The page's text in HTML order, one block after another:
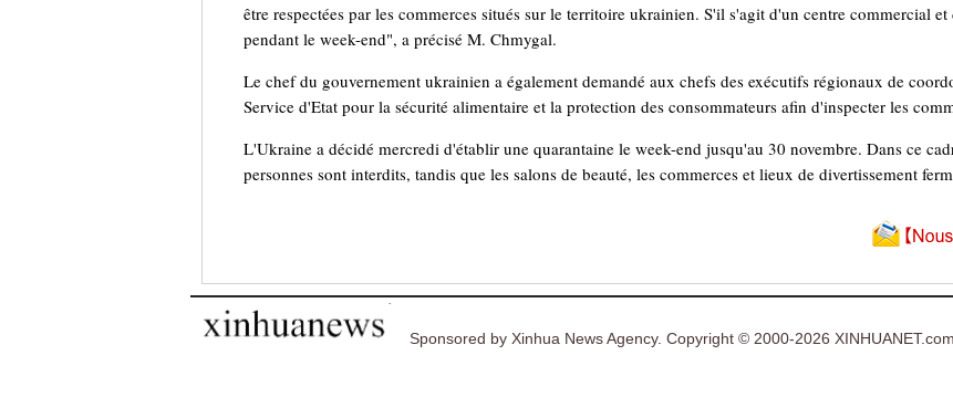
être respectées par les commerces situés sur le territoire ukrainien. S'il s'agit d'un centre commercial
pendant le week-end", a précisé M. Chmygal.
Le chef du gouvernement ukrainien a également demandé aux chefs des exécutifs régionaux de
Service d'Etat pour la sécurité alimentaire et la protection des consommateurs afin d'inspecter les
L'Ukraine a décidé mercredi d'établir une quarantaine le week-end jusqu'au 30 novembre. Dans ce
personnes sont interdits, tandis que les salons de beauté, les commerces et lieux de divertissement
Sponsored by Xinhua News Agency. Copyright © 2000-2026